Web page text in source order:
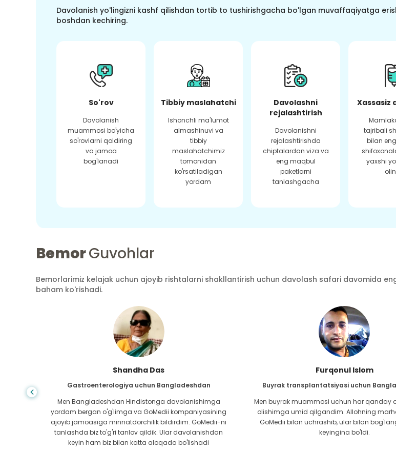
Davolanish yo'lingizni kashf qilishdan tortib to tushirishgacha bo'lgan muvaffaqiyatga
boshdan kechiring.
So'rov
Davolanish
muammosi bo'yicha
so'rovlarni qoldiring
va jamoa
bog'lanadi
Tibbiy maslahatchi
Ishonchli ma'lumot
almashinuvi va
tibbiy
maslahatchimiz
tomonidan
ko'rsatiladigan
yordam
Davolashni
rejalashtirish
Davolanishni
rejalashtirishda
chiptalardan viza va
eng maqbul
paketlarni
tanlashgacha
Xassasiz
tajribali
bilan
yaxshi
BemorGuvohlar
Bemorlarimiz kelajak uchun ajoyib rishtalarni shakllantirish uchun davolash safari davomida
baham ko'rishadi.
Shandha Das
Gastroenterologiya uchun Bangladeshdan
Men Bangladeshdan Hindistonga davolanishimga
yordam bergan o'g'limga va GoMedii kompaniyasining
ajoyib jamoasiga minnatdorchilik bildirdim. GoMedii-ni
tanlashda biz to'g'ri tanlov qildik. Ular davolanishdan
keyin ham biz bilan katta aloqada bo'lishadi
Furqonul Islom
Buyrak transplantatsiyasi uchun
Men buyrak muammosi uchun har qanday
olishimga umid qilgandim. Allohning
GoMedii bilan uchrashib, ular bilan
keyingina bo'ldi.